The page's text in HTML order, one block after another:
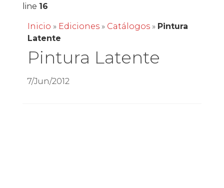
line 16
Inicio » Ediciones» Catálogos» Pintura
Latente
Pintura Latente
7/Jun/2012